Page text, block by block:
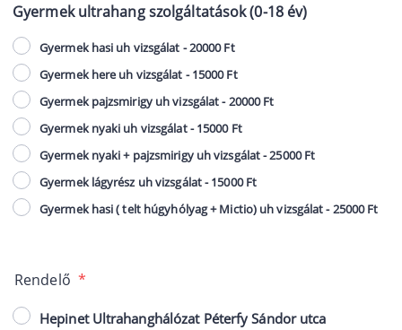
Gyermek ultrahang szolgáltatások (0-18 év)
Gyermek hasi uh vizsgálat - 20000 Ft
Gyermek here uh vizsgálat - 15000 Ft
Gyermek pajzsmirigy uh vizsgálat - 20000 Ft
Gyermek nyaki uh vizsgálat - 15000 Ft
Gyermek nyaki + pajzsmirigy uh vizsgálat - 25000 Ft
Gyermek lágyrész uh vizsgálat - 15000 Ft
Gyermek hasi ( telt húgyhólyag + Mictio) uh vizsgálat - 25000 Ft
Rendelő *
Hepinet Ultrahanghálózat Péterfy Sándor utca